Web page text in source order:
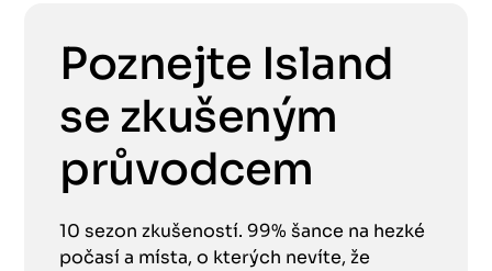
Poznejte Island
se zkušeným
průvodcem
10 sezon zkušeností. 99% šance na hezké
počasí a místa, o kterých nevíte, že